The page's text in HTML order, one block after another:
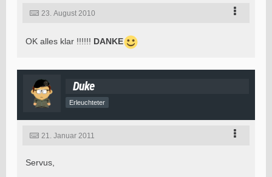
23. August 2010
OK alles klar !!!!!! DANKE
Duke
Erleuchteter
21. Januar 2011
Servus,